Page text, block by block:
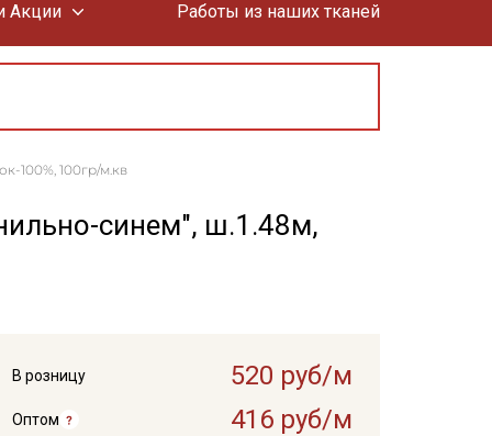
Акции Работы из наших тканей
100%, 100гр/м.кв
синем", ш.1.48м,
В розницу 520 руб/м
Оптом 416 руб/м